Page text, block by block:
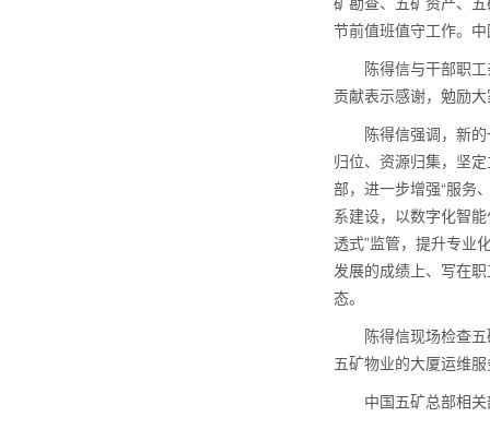
节前值班值守工作。
陈得信与干部职
贡献表示感谢，勉励
陈得信强调，新
归位、资源归集，坚
部，进一步增强“服务
系建设，以数字化智
透式”监管，提升专业
发展的成绩上、写在
态。
陈得信现场检查
五矿物业的大厦运维
中国五矿总部相